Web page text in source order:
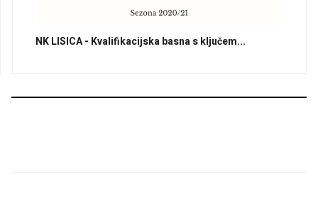
NK LISICA - Kvalifikacijska basna s ključem...